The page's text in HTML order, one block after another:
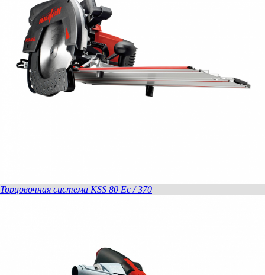
Торцовочная система KSS 80 Ec / 370